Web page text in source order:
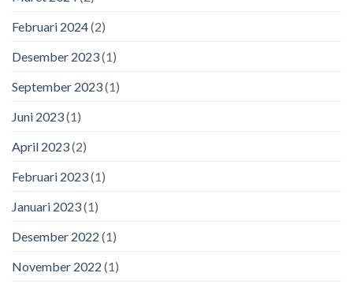
Februari 2024(2)
Desember 2023(1)
September 2023(1)
Juni 2023(1)
April 2023(2)
Februari 2023(1)
Januari 2023(1)
Desember 2022 (1)
November 2022 (1)